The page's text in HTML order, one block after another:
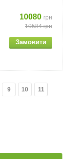
10080 грн
10584грн
9 10 11